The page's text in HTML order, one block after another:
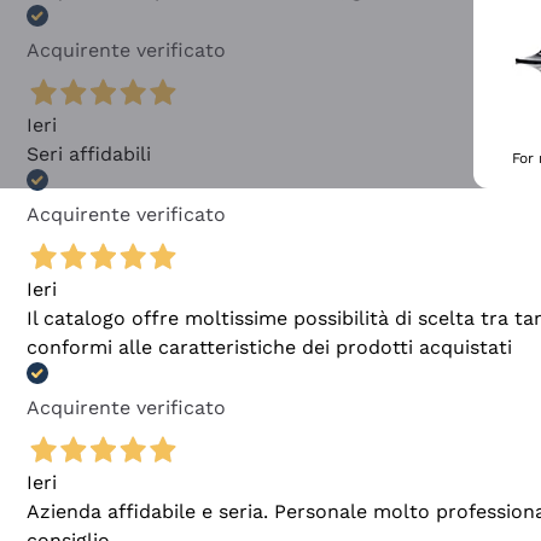
Acquirente verificato
Ieri
Seri affidabili
Acquirente verificato
Ieri
Il catalogo offre moltissime possibilità di scelta tra
conformi alle caratteristiche dei prodotti acquistati
Acquirente verificato
Ieri
Azienda affidabile e seria. Personale molto
For